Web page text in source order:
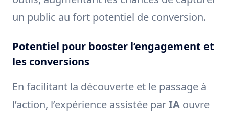
un public au fort potentiel de conversion.
Potentiel pour booster l’engagement et
les conversions
En facilitant la découverte et le passage à
l’action, l’expérience assistée parIA ouvre